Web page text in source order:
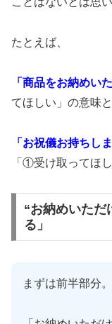
たとえば、
「商品をお納めい
てほしい」の意味
「お祝儀お持ちし
「①受け取ってほ
“お納めいただ
る」
まずは前半部分。